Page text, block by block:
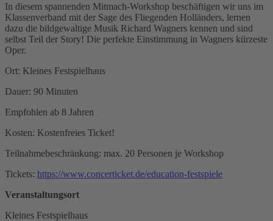
In diesem spannenden Mitmach-Workshop beschäftigen wir uns im
Klassenverband mit der Sage des Fliegenden Holländers, lernen
dazu die bildgewaltige Musik Richard Wagners kennen und sind
selbst Teil der Story! Die perfekte Einstimmung in Wagners kürzeste
Oper.
Ort: Kleines Festspielhaus
Dauer: 90 Minuten
Empfohlen ab 8 Jahren
Kosten: Kostenfreies Ticket!
Teilnahmebeschränkung: max. 20 Personen je Workshop
Tickets: https://www.concerticket.de/education-festspiele
Veranstaltungsort
Kleines Festspielhaus